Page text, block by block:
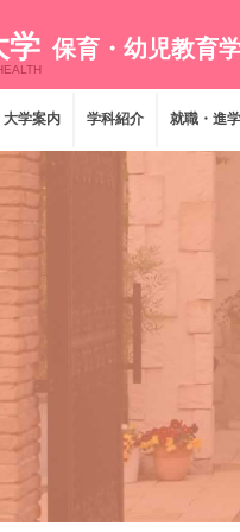
学 保育・幼児教育
大学案内 学科紹介 就職・進